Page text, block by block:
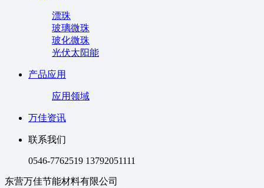
漂珠
玻璃微珠
玻化微珠
光伏太阳能
产品应用
应用领域
万佳资讯
联系我们
0546-7762519 13792051111
东营万佳节能材料有限公司